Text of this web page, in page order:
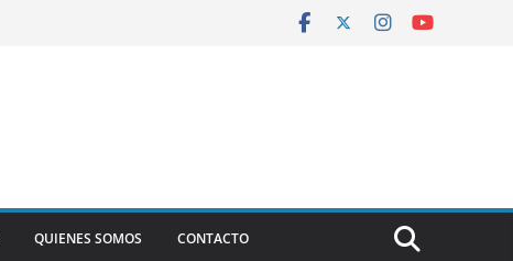
QUIENES SOMOS CONTACTO